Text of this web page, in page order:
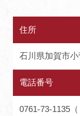
住所
石川県加賀市
電話番号
0761-73-1135